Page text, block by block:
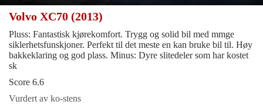
Volvo XC70 (2013)
Pluss: Fantastisk kjørekomfort. Trygg og solid bil med mmge
siklerhetsfunskjoner. Perfekt til det meste en kan bruke bil til. Høy
bakkeklaring og god plass. Minus: Dyre slitedeler som har kostet
sk
Score 6.6
Vurdert av ko-stens